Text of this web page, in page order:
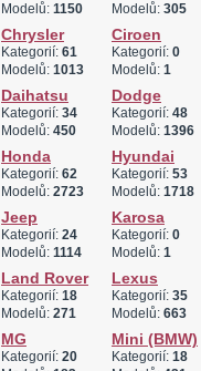
Modelů: 1150
Modelů: 305
Chrysler
Kategorií: 61
Modelů: 1013
Ciroen
Kategorií: 0
Modelů: 1
Daihatsu
Kategorií: 34
Modelů: 450
Dodge
Kategorií: 48
Modelů: 1396
Honda
Kategorií: 62
Modelů: 2723
Hyundai
Kategorií: 53
Modelů: 1718
Jeep
Kategorií: 24
Modelů: 1114
Karosa
Kategorií: 0
Modelů: 1
Land Rover
Kategorií: 18
Modelů: 271
Lexus
Kategorií: 35
Modelů: 663
MG
Kategorií: 20
Mini (BMW)
Kategorií: 18